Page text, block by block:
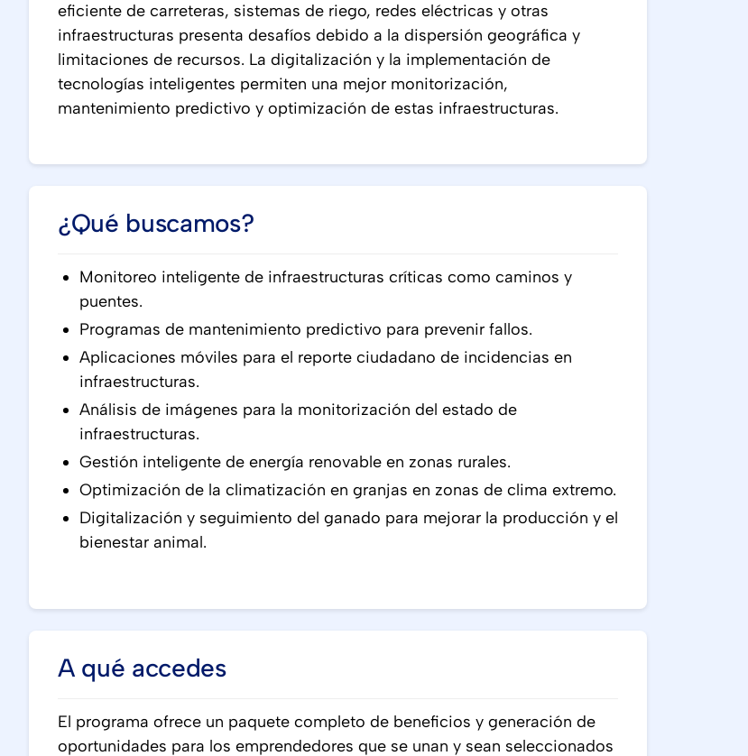
eficiente de carreteras, sistemas de riego, redes eléctricas y otras
infraestructuras presenta desafíos debido a la dispersión geográfica y
limitaciones de recursos. La digitalización y la implementación de
tecnologías inteligentes permiten una mejor monitorización,
mantenimiento predictivo y optimización de estas infraestructuras.
¿Qué buscamos?
Monitoreo inteligente de infraestructuras críticas como caminos y
puentes.
Programas de mantenimiento predictivo para prevenir fallos.
Aplicaciones móviles para el reporte ciudadano de incidencias en
infraestructuras.
Análisis de imágenes para la monitorización del estado de
infraestructuras.
Gestión inteligente de energía renovable en zonas rurales.
Optimización de la climatización en granjas en zonas de clima extremo.
Digitalización y seguimiento del ganado para mejorar la producción y el
bienestar animal.
A qué accedes
El programa ofrece un paquete completo de beneficios y generación de
oportunidades para los emprendedores que se unan y sean seleccionados